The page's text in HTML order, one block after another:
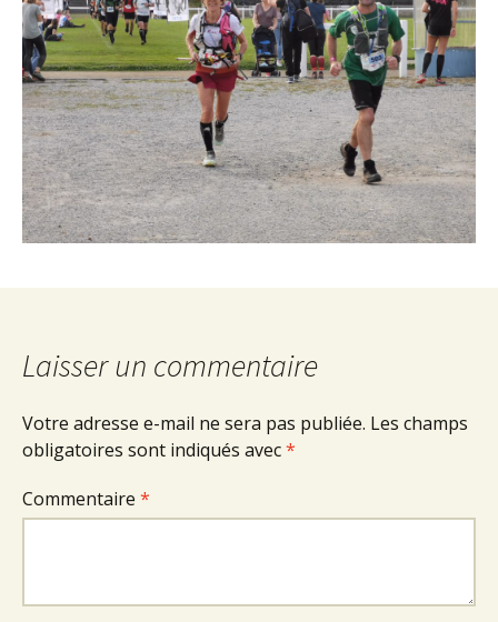
Laisser un commentaire
Votre adresse e-mail ne sera pas publiée. Les champs
obligatoires sont indiqués avec*
Commentaire *